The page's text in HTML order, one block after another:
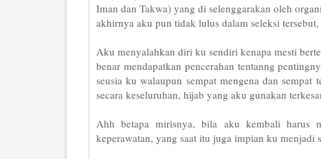
Iman dan Takwa) yang di selenggarakan oleh
akhirnya aku pun tidak lulus dalam seleksi
Aku menyalahkan diri ku sendiri kenapa mesti
benar mendapatkan pencerahan tentanng
seusia ku walaupun sempat mengena dan
secara keseluruhan, hijab yang aku gunakan
Ahh betapa mirisnya, bila aku kembali harus
keperawatan, yang saat itu juga impian ku menjadi